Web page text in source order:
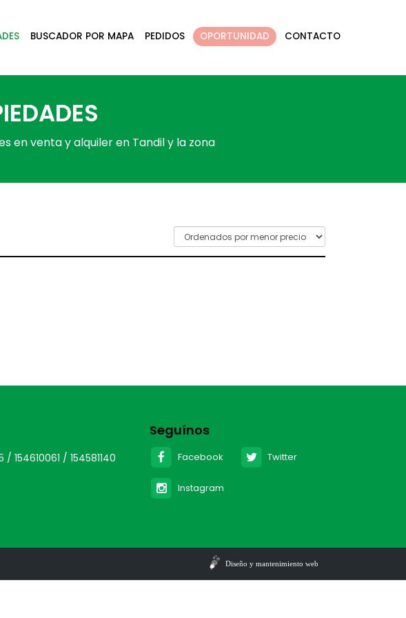
BUSCADOR POR MAPA PEDIDOS OPORTUNIDAD CONTACTO
en venta y alquiler en Tandil y la zona
154610061 / 154581140
Seguínos
Facebook Twitter
Instagram
Diseño y mantenimiento web